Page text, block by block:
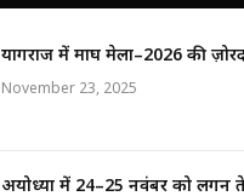
प्रयागराज में माघ मेला–2026 की
November 23, 2025
अयोध्या में 24–25 नवंबर को लगन